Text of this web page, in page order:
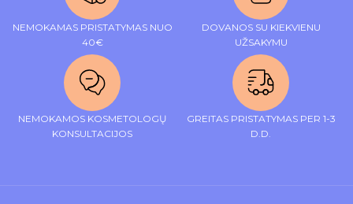
NEMOKAMAS PRISTATYMAS NUO
40€
DOVANOS SU KIEKVIENU
UŽSAKYMU
NEMOKAMOS KOSMETOLOGŲ
KONSULTACIJOS
GREITAS PRISTATYMAS PER 1-3
D.D.